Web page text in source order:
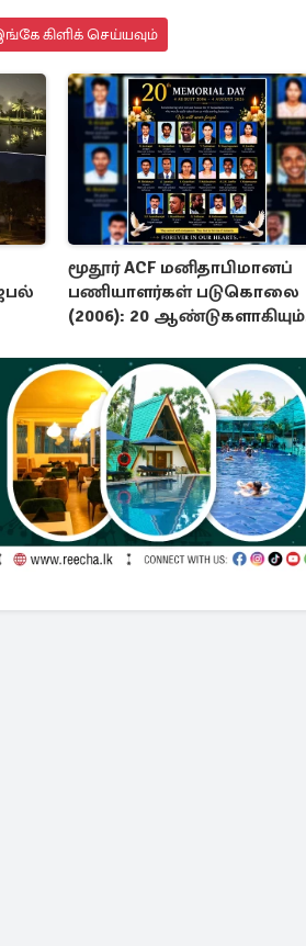
கிளிக் செய்யவும்
மூதூர் ACF மனிதாபிமானப்
பணியாளர்கள் படுகொலை
(2006): 20 ஆண்டுகளாகியும்
மனிதாபிமானப் பேரவலம்